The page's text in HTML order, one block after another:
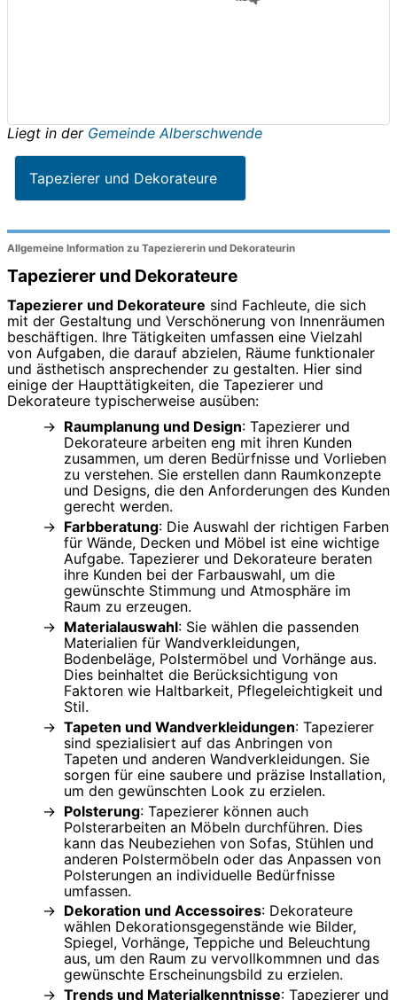
Liegt in der Gemeinde Alberschwende
Tapezierer und Dekorateure
Allgemeine Information zu Tapeziererin und Dekorateurin
Tapezierer und Dekorateure
Tapezierer und Dekorateure sind Fachleute, die sich
mit der Gestaltung und Verschönerung von Innenräumen
beschäftigen. Ihre Tätigkeiten umfassen eine Vielzahl
von Aufgaben, die darauf abzielen, Räume funktionaler
und ästhetisch ansprechender zu gestalten. Hier sind
einige der Haupttätigkeiten, die Tapezierer und
Dekorateure typischerweise ausüben:
Raumplanung und Design: Tapezierer und
Dekorateure arbeiten eng mit ihren Kunden
zusammen, um deren Bedürfnisse und Vorlieben
zu verstehen. Sie erstellen dann Raumkonzepte
und Designs, die den Anforderungen des Kunden
gerecht werden.
Farbberatung: Die Auswahl der richtigen Farben
für Wände, Decken und Möbel ist eine wichtige
Aufgabe. Tapezierer und Dekorateure beraten
ihre Kunden bei der Farbauswahl, um die
gewünschte Stimmung und Atmosphäre im
Raum zu erzeugen.
Materialauswahl: Sie wählen die passenden
Materialien für Wandverkleidungen,
Bodenbeläge, Polstermöbel und Vorhänge aus.
Dies beinhaltet die Berücksichtigung von
Faktoren wie Haltbarkeit, Pflegeleichtigkeit und
Stil.
Tapeten und Wandverkleidungen: Tapezierer
sind spezialisiert auf das Anbringen von
Tapeten und anderen Wandverkleidungen. Sie
sorgen für eine saubere und präzise Installation,
um den gewünschten Look zu erzielen.
Polsterung: Tapezierer können auch
Polsterarbeiten an Möbeln durchführen. Dies
kann das Neubeziehen von Sofas, Stühlen und
anderen Polstermöbeln oder das Anpassen von
Polsterungen an individuelle Bedürfnisse
umfassen.
Dekoration und Accessoires: Dekorateure
wählen Dekorationsgegenstände wie Bilder,
Spiegel, Vorhänge, Teppiche und Beleuchtung
aus, um den Raum zu vervollkommnen und das
gewünschte Erscheinungsbild zu erzielen.
Trends und Materialkenntnisse: Tapezierer und